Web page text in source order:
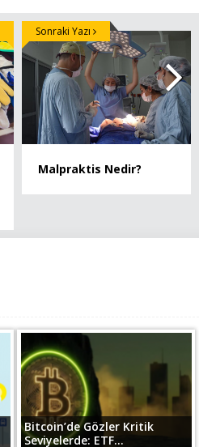
Malpraktis Nedir?
Sonraki Yazı
Bitcoin’de Gözler Kritik
Seviyelerde: ETF...